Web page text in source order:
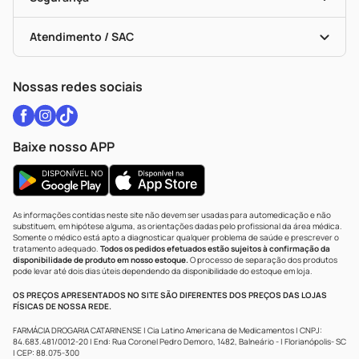
Troca E Devolução
Bulas De A A Z
Políticas De Marketplace
Testes Rápidos
Autoteste Covid-19
Vacinas
Portal Da Privacidade
Atendimento / SAC
Nossas redes sociais
Baixe nosso APP
As informações contidas neste site não devem ser usadas para automedicação e não
substituem, em hipótese alguma, as orientações dadas pelo profissional da área médica.
Somente o médico está apto a diagnosticar qualquer problema de saúde e prescrever o
tratamento adequado. Todos os pedidos efetuados estão sujeitos à confirmação da
disponibilidade de produto em nosso estoque.O processo de separação dos produtos
pode levar até dois dias úteis dependendo da disponibilidade do estoque em loja.
OS PREÇOS APRESENTADOS NO SITE SÃO DIFERENTES DOS PREÇOS DAS LOJAS
FÍSICAS DE NOSSA REDE.
FARMÁCIA DROGARIA CATARINENSE | Cia Latino Americana de Medicamentos | CNPJ:
84.683.481/0012-20 | End: Rua Coronel Pedro Demoro, 1482, Balneário - | Florianópolis- SC
| CEP: 88.075-300